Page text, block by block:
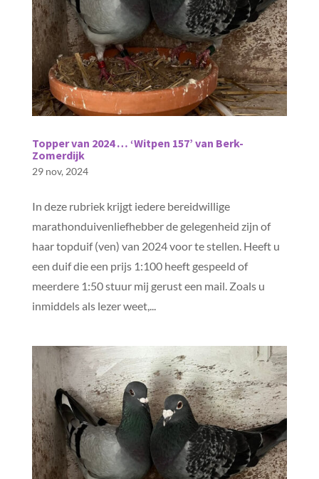
Topper van 2024 … ‘Witpen 157’ van Berk-
Zomerdijk
29 nov, 2024
In deze rubriek krijgt iedere bereidwillige
marathonduivenliefhebber de gelegenheid zijn of
haar topduif (ven) van 2024 voor te stellen. Heeft u
een duif die een prijs 1:100 heeft gespeeld of
meerdere 1:50 stuur mij gerust een mail. Zoals u
inmiddels als lezer weet,...